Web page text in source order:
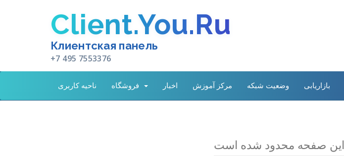
Client.You.Ru
Клиентская панель
+7 495 7553376
ناحیه کاربری اخبار مرکز آموزش وضعیت شبکه بازاریابی
این صفحه محدود شده است